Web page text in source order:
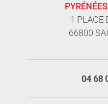
1 PLACE
66800
04 68